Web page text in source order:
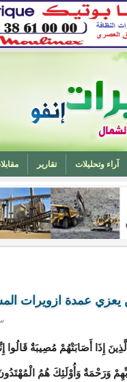
آراء وتحليلات تقارير
مهندسا في الهندسة الميكانيكية من
يعزي عمدة ازويرات
وَرَحْمَةٌ وَأُوْلَئِكَ هُمُ